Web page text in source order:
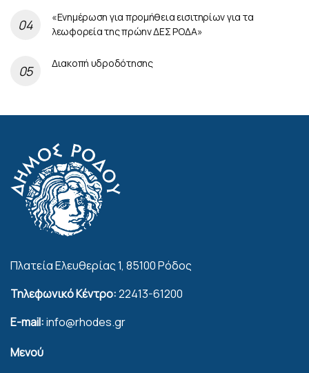
«Ενημέρωση για προμήθεια εισιτηρίων για τα
λεωφορεία της πρώην ΔΕΣ ΡΟΔΑ»
Διακοπή υδροδότησης
Πλατεία Ελευθερίας 1, 85100 Ρόδος
Τηλεφωνικό Κέντρο:22413-61200
E-mail:info@rhodes.gr
Μενού